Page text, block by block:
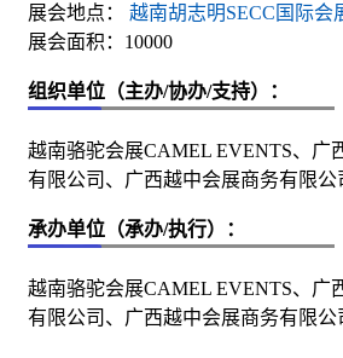
展会地点：
越南胡志明SECC国际会
展会面积：10000
组织单位（主办/协办/支持）：
越南骆驼会展CAMEL EVENTS、广
有限公司、广西越中会展商务有限公
承办单位（承办/执行）：
越南骆驼会展CAMEL EVENTS、广
有限公司、广西越中会展商务有限公